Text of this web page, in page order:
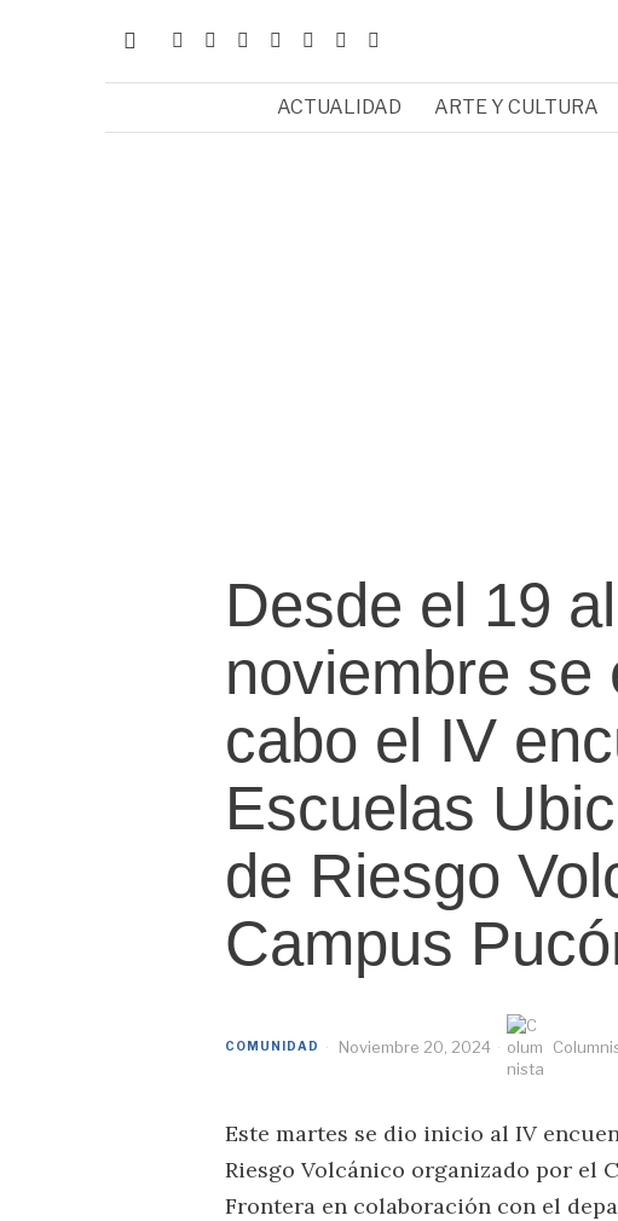
ACTUALIDAD ARTE Y CULTURA
Desde el 19
noviembre se
cabo el IV
Escuelas
de Riesgo
Campus
COMUNIDAD Noviembre 20, 2024
Este martes se dio inicio al IV
Riesgo Volcánico organizado por el
Frontera en colaboración con el